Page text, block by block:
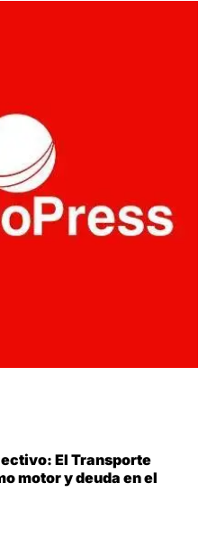
El Transporte
motor y deuda en el